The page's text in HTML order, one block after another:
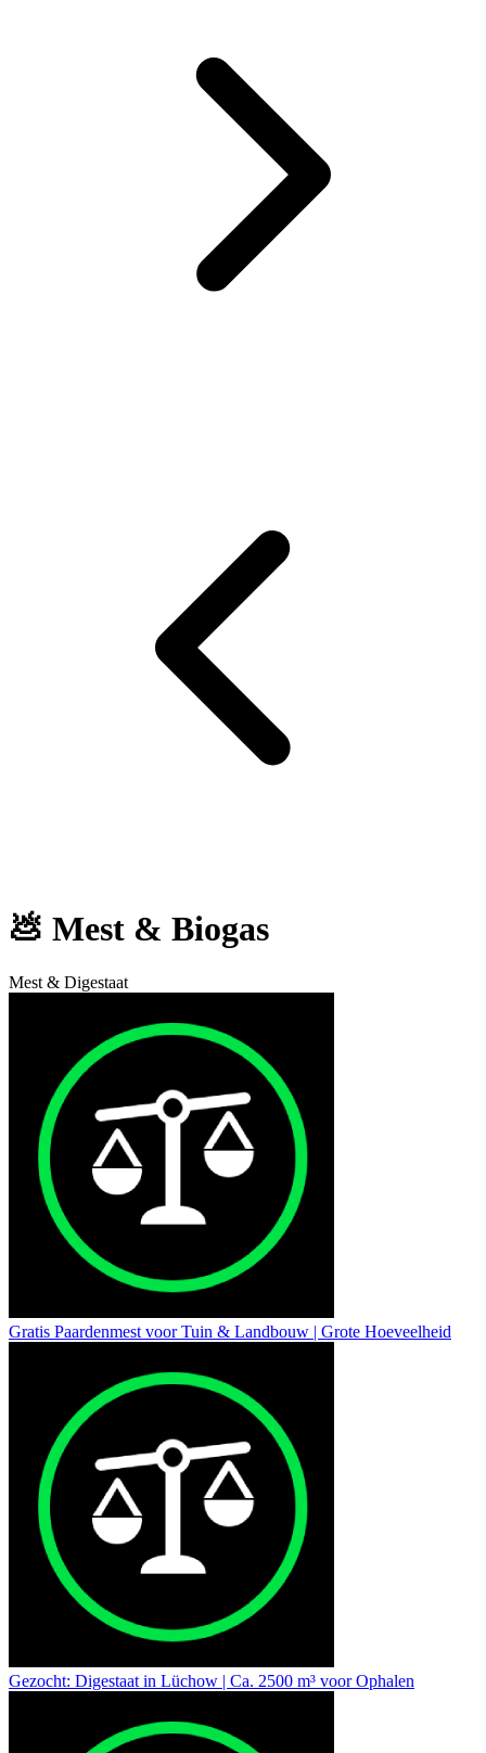
💩 Mest & Biogas
Mest & Digestaat
Gratis Paardenmest voor Tuin & Landbouw | Grote Hoeveelheid
Gezocht: Digestaat in Lüchow | Ca. 2500 m³ voor Ophalen